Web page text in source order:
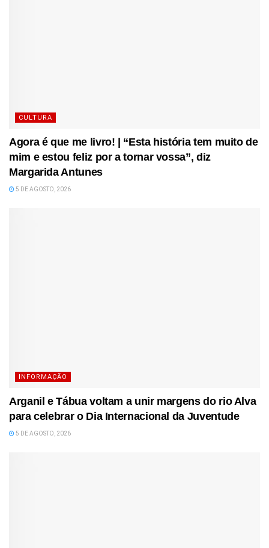
CULTURA
Agora é que me livro! | “Esta história tem muito de
mim e estou feliz por a tornar vossa”, diz
Margarida Antunes
5 DE AGOSTO, 2026
INFORMAÇÃO
Arganil e Tábua voltam a unir margens do rio Alva
para celebrar o Dia Internacional da Juventude
5 DE AGOSTO, 2026